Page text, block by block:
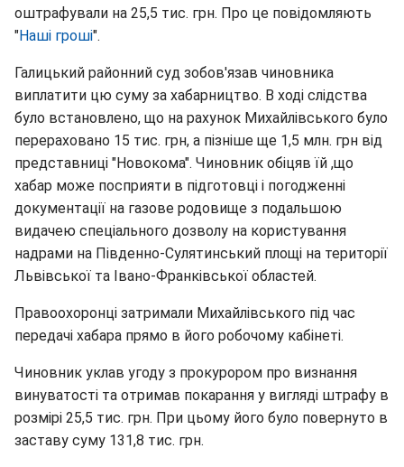
оштрафували на 25,5 тис. грн. Про це повідомляють
"Наші гроші".
Галицький районний суд зобов'язав чиновника
виплатити цю суму за хабарництво. В ході слідства
було встановлено, що на рахунок Михайлівського було
перераховано 15 тис. грн, а пізніше ще 1,5 млн. грн від
представниці "Новокома". Чиновник обіцяв їй ,що
хабар може посприяти в підготовці і погодженні
документації на газове родовище з подальшою
видачею спеціального дозволу на користування
надрами на Південно-Сулятинський площі на території
Львівської та Івано-Франківської областей.
Правоохоронці затримали Михайлівського під час
передачі хабара прямо в його робочому кабінеті.
Чиновник уклав угоду з прокурором про визнання
винуватості та отримав покарання у вигляді штрафу в
розмірі 25,5 тис. грн. При цьому його було повернуто в
заставу суму 131,8 тис. грн.